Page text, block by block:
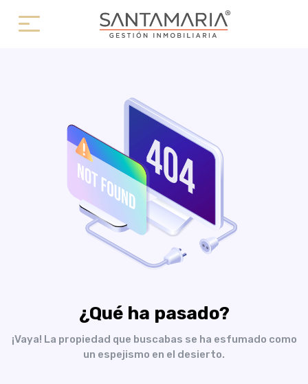
¿Qué ha pasado?
¡Vaya! La propiedad que buscabas se ha esfumado como
un espejismo en el desierto.